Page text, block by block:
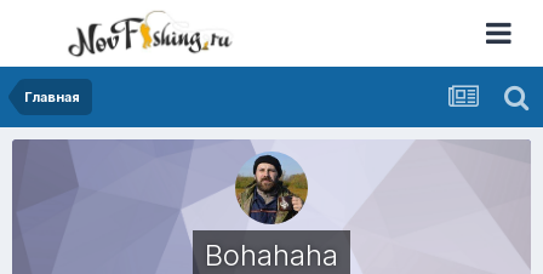
Главная
Bohahaha